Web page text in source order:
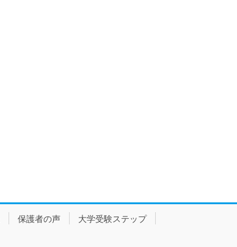
保護者の声 大学受験ステップ